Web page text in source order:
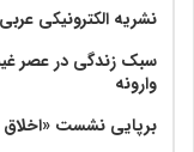
نشریه الکترونیکی
سبک زندگی در عصر
وارونه
برپایی نشست «اخلاق